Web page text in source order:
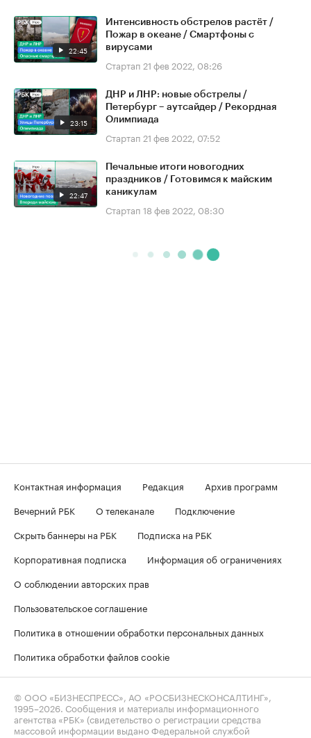
22:45
Интенсивность обстрелов растёт /
Пожар в океане / Смартфоны с
вирусами
Стартап 21 фев 2022, 08:26
23:15
ДНР и ЛНР: новые обстрелы /
Петербург – аутсайдер / Рекордная
Олимпиада
Стартап 21 фев 2022, 07:52
22:47
Печальные итоги новогодних
праздников / Готовимся к майским
каникулам
Стартап 18 фев 2022, 08:30
Контактная информация Редакция
Архив программ
Вечерний РБК
О телеканале
Подключение
Скрыть баннеры на РБК
Подписка на РБК
Корпоративная подписка
Информация об ограничениях
О соблюдении авторских прав
Пользовательское соглашение
Политика в отношении обработки персональных данных
Политика обработки файлов cookie
© ООО «БИЗНЕСПРЕСС», АО «РОСБИЗНЕСКОНСАЛТИНГ»,
1995–2026 . Сообщения и материалы информационного
агентства «РБК» (свидетельство о регистрации средства
массовой информации выдано Федеральной службой